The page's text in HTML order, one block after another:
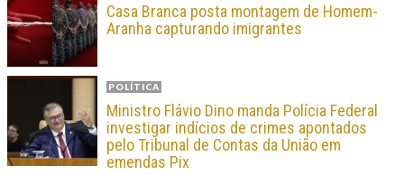
Casa Branca posta montagem de Homem-
Aranha capturando imigrantes
POLÍTICA
Ministro Flávio Dino manda Polícia Federal
investigar indícios de crimes apontados
pelo Tribunal de Contas da União em
emendas Pix